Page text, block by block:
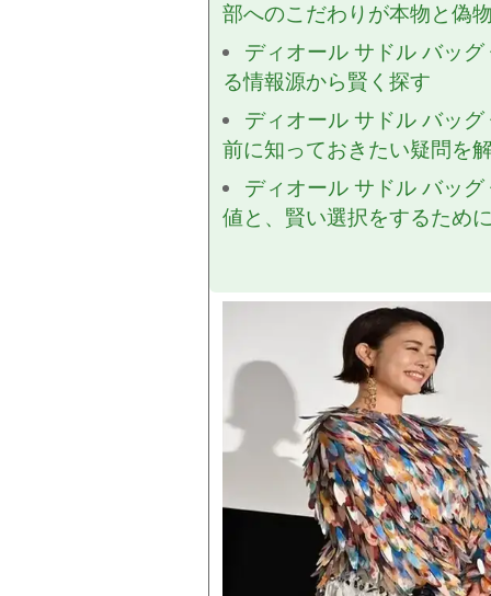
部へのこだわりが本物と偽
ディオール サドル バッ
る情報源から賢く探す
ディオール サドル バッ
前に知っておきたい疑問を
ディオール サドル バッ
値と、賢い選択をするため